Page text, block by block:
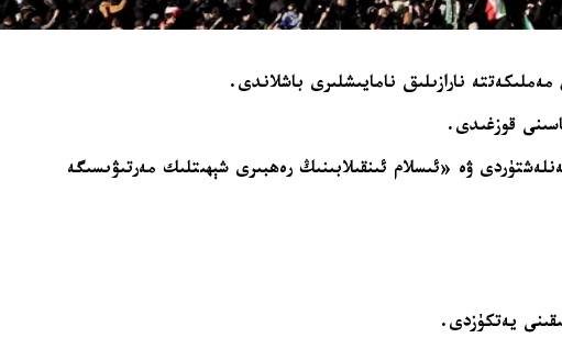
نارازىلىق نامايىشلىرى باشلاندى.
قوزغىدى.
ۋە «ئىسلام ئىنقىلابىنىڭ رەھبىرى شېھىتلىك مەرتىۋىسىگە
يەتكۈزدى.